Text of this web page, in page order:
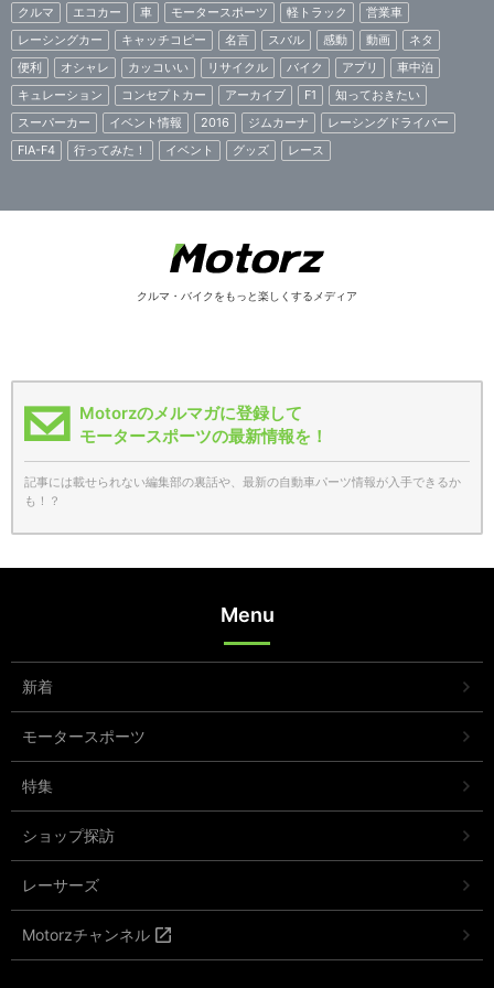
クルマ エコカー 車 モータースポーツ 軽トラック
営業車
レーシングカー
キャッチコピー 名言 スバル 感動 動画
ネタ
便利
オシャレ カッコいい リサイクル バイク アプリ
車中泊
キュレーション
コンセプトカー アーカイブ F1
知っておきたい
スーパーカー
イベント情報 2016 ジムカーナ
レーシングドライバー
FIA-F4
行ってみた！ イベント グッズ レース
クルマ・バイクをもっと楽しくするメディア
Motorzのメルマガに登録して
モータースポーツの最新情報を！
記事には載せられない編集部の裏話や、最新の自動車パーツ情報が入手できるか
も！？
Menu
新着
モータースポーツ
特集
ショップ探訪
レーサーズ
Motorzチャンネル